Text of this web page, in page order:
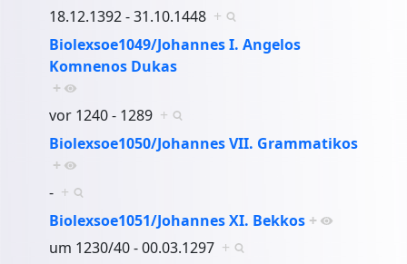
18.12.1392 - 31.10.1448 +
Biolexsoe1049/Johannes I. Angelos
Komnenos Dukas
+
vor 1240 - 1289 +
Biolexsoe1050/Johannes VII. Grammatikos
+
- +
Biolexsoe1051/Johannes XI. Bekkos +
um 1230/40 - 00.03.1297 +